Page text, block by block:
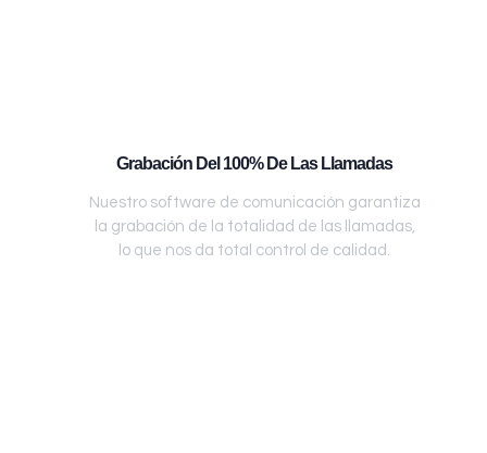
Grabación Del 100% De Las Llamadas
Nuestro software de comunicación garantiza
la grabación de la totalidad de las llamadas,
lo que nos da total control de calidad.